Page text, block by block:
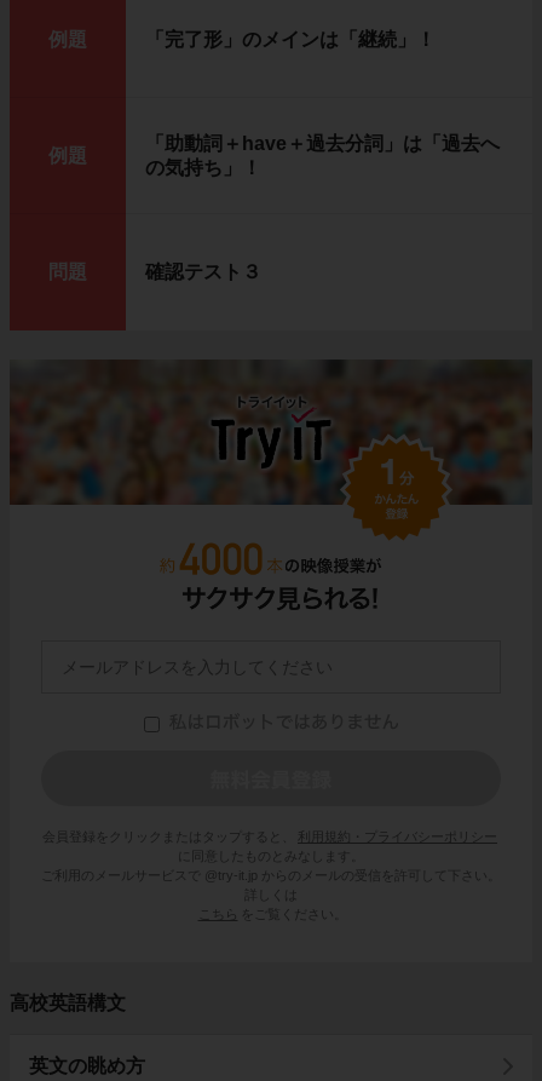
例題 「完了形」のメインは「継続」！
例題
「助動詞＋have＋過去分詞」は「過去へ
の気持ち」！
問題 確認テスト３
会員登録をクリックまたはタップすると、
利用規約・プライバシーポリシー
に同意したものとみなします。
ご利用のメールサービスで @try-it.jp からのメールの受信を許可して下さい。
詳しくは
こちら
をご覧ください。
高校英語構文
英文の眺め方